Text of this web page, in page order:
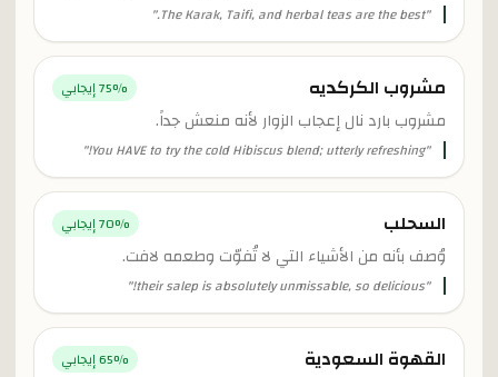
"
The Karak, Taifi, and herbal teas are the best.
"
مشروب الكركديه 75% إيجابي
مشروب بارد نال إعجاب الزوار لأنه منعش جداً.
"
You HAVE to try the cold Hibiscus blend; utterly refreshing!
"
السحلب 70% إيجابي
وُصف بأنه من الأشياء التي لا تُفوّت وطعمه لافت.
"
their salep is absolutely unmissable, so delicious!
"
القهوة السعودية 65% إيجابي